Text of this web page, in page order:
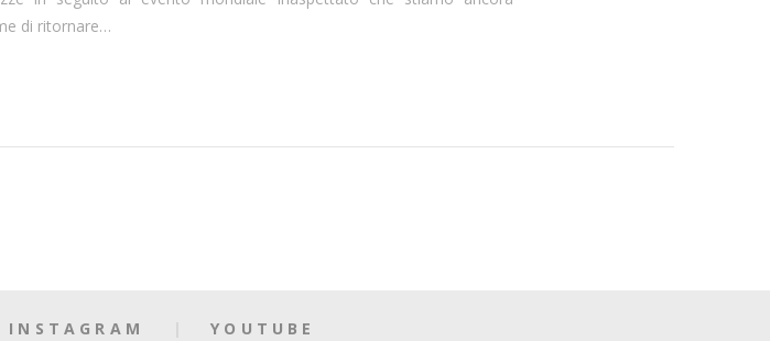
di ritornare…
INSTAGRAM YOUTUBE